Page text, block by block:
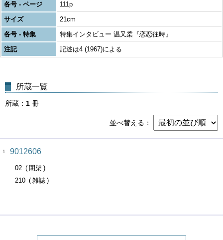
各号 - ページ
111p
サイズ
21cm
各号 - 特集
特集インタビュー 温又柔『恋恋往時』
注記
記述は4 (1967)による
所蔵一覧
所蔵 1 冊
並べ替える
1 9012606
02
閉架
210
雑誌